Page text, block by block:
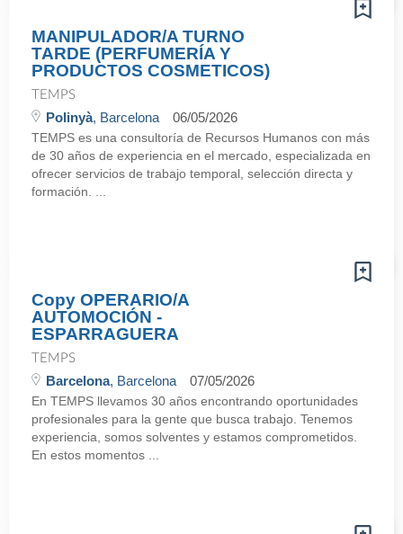
MANIPULADOR/A TURNO
TARDE (PERFUMERÍA Y
PRODUCTOS COSMETICOS)
TEMPS
Polinyà, Barcelona 06/05/2026
TEMPS es una consultoría de Recursos Humanos con más
de 30 años de experiencia en el mercado, especializada en
ofrecer servicios de trabajo temporal, selección directa y
formación. ...
Copy OPERARIO/A
AUTOMOCIÓN -
ESPARRAGUERA
TEMPS
Barcelona, Barcelona 07/05/2026
En TEMPS llevamos 30 años encontrando oportunidades
profesionales para la gente que busca trabajo. Tenemos
experiencia, somos solventes y estamos comprometidos.
En estos momentos ...